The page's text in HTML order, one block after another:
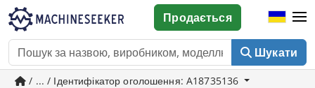
Шукати
Продається
/ ... / Ідентифікатор оголошення: A18735136